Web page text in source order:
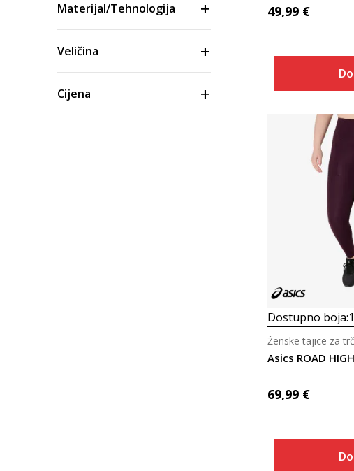
Materijal/Tehnologija
Veličina
Cijena
49,99 €
Dostupno boja:1
Asics ROAD
Ženske tajice za
69,99 €